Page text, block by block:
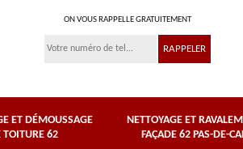
ON VOUS RAPPELLE GRATUITEMENT
ET DÉMOUSSAGE
TOITURE 62
NETTOYAGE ET
FAÇADE 62 PAS-DE-